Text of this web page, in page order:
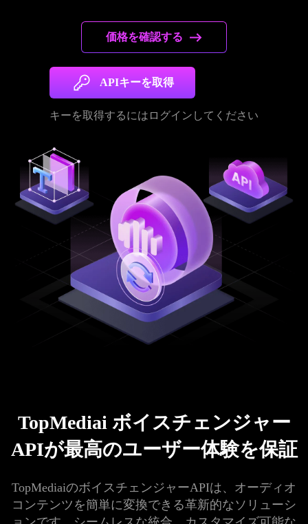
APIキーを取得
キーを取得するにはログインしてください
価格を確認する
TopMediai ボイスチェンジャー
APIが最高のユーザー体験を保証
TopMediaiのボイスチェンジャーAPIは、オーディオ
コンテンツを簡単に変換できる革新的なソリューシ